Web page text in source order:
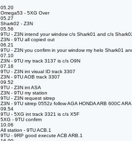
05.20
Omega53 - 5XG Over
05.27
Shark02 - Z3N
05.56
9TU - Z3N intend your window c/s Shark01 and c/s
Z3N - 9TU all copied out
06.21
9TU - Z3N you confirm in your window my helo Shark01
07.10
Z3N - 9TU my track 3137 is c/s O9N
07.16
9TU - Z3N int visual ID track 3307
Z3N - 9TU AOB track 3307
09.52
9TU - Z3N int ASA
Z3N - 9TU my station
9TU - Z3N request sitrep
Z3N - 9TU sitrep 0552z follow AGA HONDA ARB 600C
09.54
9TU - 5XG int track 3321 is c/s X5F
5XG - 9TU confirm
10.06
All station - 9TU ACB.1
9TU - 9RP good execute ACB ARB.1